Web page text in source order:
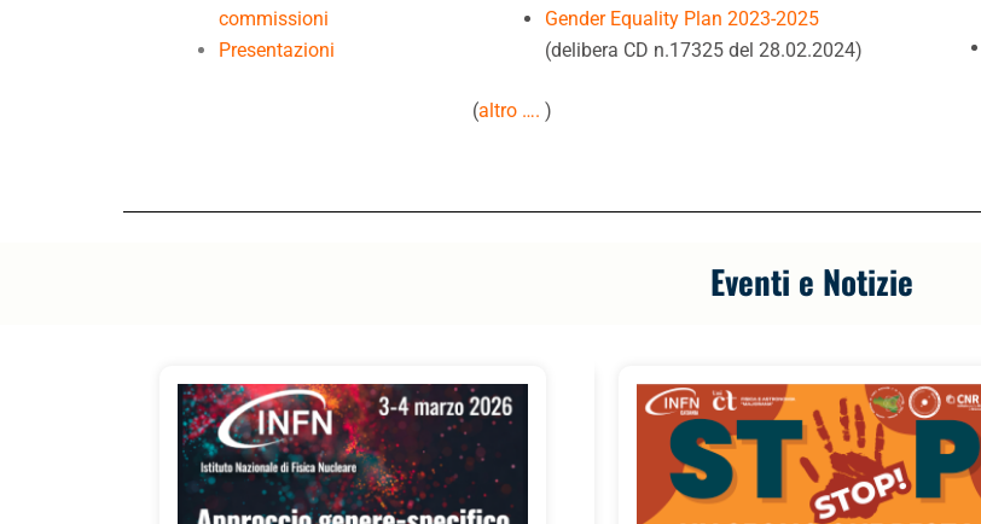
commissioni
Presentazioni
Gender Equality Plan 2023-2025
(delibera CD n.17325 del 28.02.2024)
(altro …. )
Eventi e Notizie